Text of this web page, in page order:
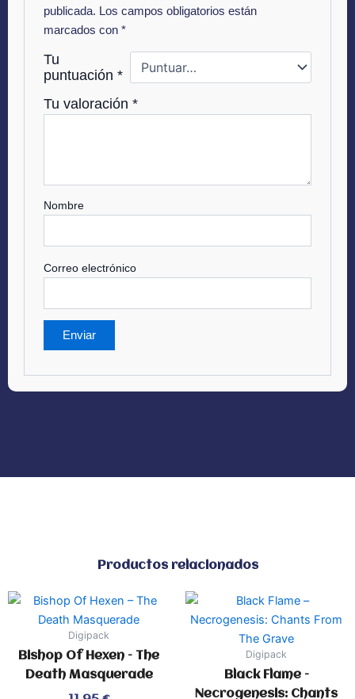
publicada. Los campos obligatorios están
marcados con*
Tu
puntuación*
Tu valoración*
Nombre
Correo electrónico
Productos relacionados
Digipack
Bishop Of Hexen – The
Death Masquerade
Digipack
Black Flame –
Necrogenesis: Chants